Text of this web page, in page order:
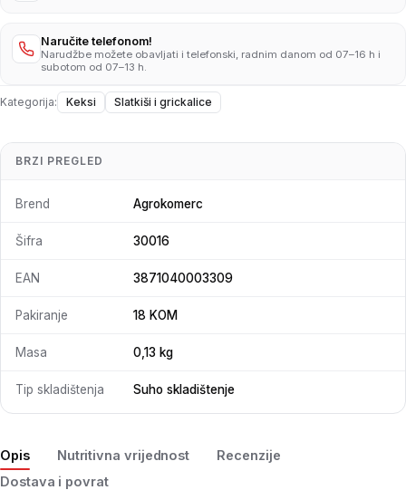
Naručite telefonom!
Narudžbe možete obavljati i telefonski, radnim danom od 07–16 h i
subotom od 07–13 h.
Kategorija: Keksi Slatkiši i grickalice
Opis Nutritivna vrijednost
Recenzije
Dostava i povrat
BRZI PREGLED
Brend Agrokomerc
Šifra 30016
EAN 3871040003309
Pakiranje 18 KOM
Masa 0,13 kg
Tip skladištenja Suho skladištenje